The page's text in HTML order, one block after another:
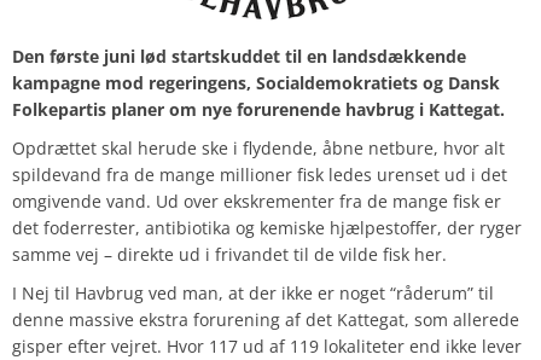
Den første juni lød startskuddet til en landsdækkende
kampagne mod regeringens, Socialdemokratiets og Dansk
Folkepartis planer om nye forurenende havbrug i Kattegat.
Opdrættet skal herude ske i flydende, åbne netbure, hvor alt
spildevand fra de mange millioner fisk ledes urenset ud i det
omgivende vand. Ud over ekskrementer fra de mange fisk er
det foderrester, antibiotika og kemiske hjælpestoffer, der ryger
samme vej – direkte ud i frivandet til de vilde fisk her.
I Nej til Havbrug ved man, at der ikke er noget “råderum” til
denne massive ekstra forurening af det Kattegat, som allerede
gisper efter vejret. Hvor 117 ud af 119 lokaliteter end ikke lever